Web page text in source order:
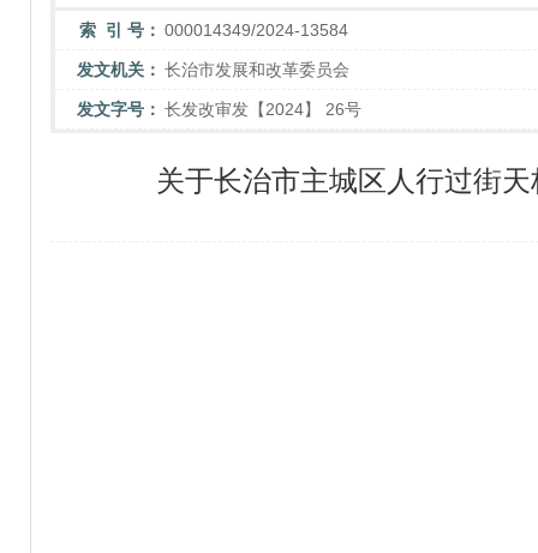
索 引 号： 000014349/2024-13584
发文机关： 长治市发展和改革委员会
发文字号： 长发改审发【2024】 26号
关于长治市主城区人行过街